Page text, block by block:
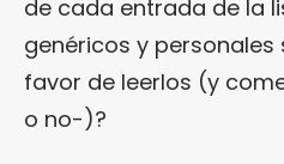
de cada entrada de la
genéricos y personales
favor de leerlos (y
o no-)?